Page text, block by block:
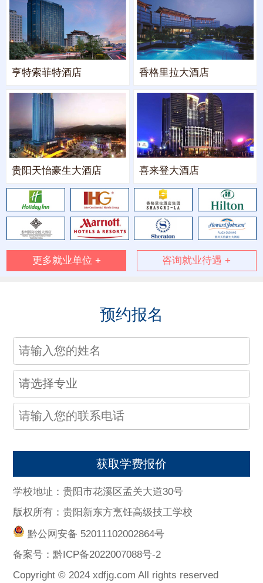
亨特索菲特酒店 香格里拉大酒店
贵阳天怡豪生大酒店 喜来登大酒店
更多就业单位 + 咨询就业待遇 +
预约报名
获取学费报价
学校地址：贵阳市花溪区孟关大道30号
版权所有：贵阳新东方烹饪高级技工学校
黔公网安备 52011102002864号
备案号： 黔ICP备2022007088号-2
Copyright © 2024 xdfjg.com All rights reserved